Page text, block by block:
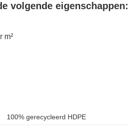
volgende eigenschappen:
m²
100% gerecycleerd HDPE